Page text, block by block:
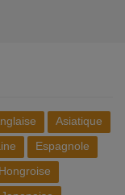
Asiatique
Espagnole
Hongroise